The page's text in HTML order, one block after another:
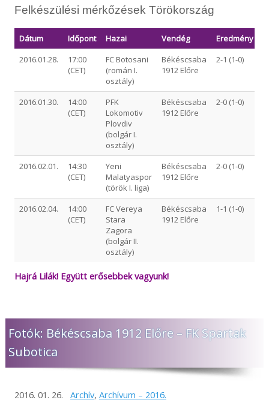
Felkészülési mérkőzések Törökország
Dátum Időpont Hazai Vendég
Eredmény
2016.01.28.
17:00
(CET)
FC Botosani
(román I.
osztály)
Békéscsaba
1912 Előre
2-1 (1-0)
2016.01.30.
14:00
(CET)
PFK
Lokomotiv
Plovdiv
(bolgár I.
osztály)
Békéscsaba
1912 Előre
2-0 (1-0)
2016.02.01.
14:30
(CET)
Yeni
Malatyaspor
(török I. liga)
Békéscsaba
1912 Előre
2-0 (1-0)
2016.02.04.
14:00
(CET)
FC Vereya
Stara
Zagora
(bolgár II.
osztály)
Békéscsaba
1912 Előre
1-1 (1-0)
Hajrá Lilák! Együtt erősebbek vagyunk!
Fotók: Békéscsaba 1912 Előre – FK Spartak
Subotica
2016. 01. 26. Archív, Archívum – 2016.